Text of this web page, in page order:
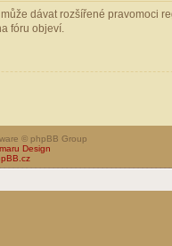
dávat rozšířené pravomoci
fóru objeví.
© phpBB Group
Design